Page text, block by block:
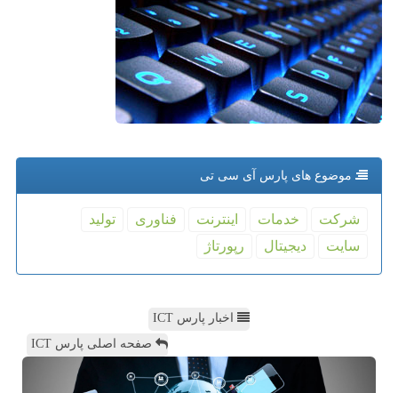
موضوع های پارس آی سی تی
شركت خدمات اینترنت فناوری
تولید
سایت
دیجیتال رپورتاژ
اخبار پارس ICT
صفحه اصلی پارس ICT